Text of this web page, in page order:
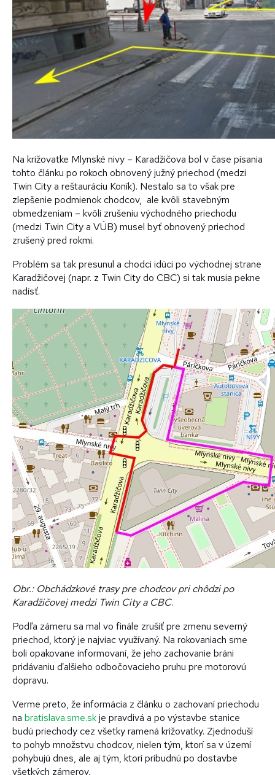
Na križovatke Mlynské nivy – Karadžičova bol v čase písania
tohto článku po rokoch obnovený južný priechod (medzi
Twin City a reštauráciu Koník). Nestalo sa to však pre
zlepšenie podmienok chodcov, ale kvôli stavebným
obmedzeniam – kvôli zrušeniu východného priechodu
(medzi Twin City a VÚB) musel byť obnovený priechod
zrušený pred rokmi.
Problém sa tak presunul a chodci idúci po východnej strane
Karadžičovej (napr. z Twin City do CBC) si tak musia pekne
nadísť.
Obr.: Obchádzkové trasy pre chodcov pri chôdzi po
Karadžičovej medzi Twin City a CBC.
Podľa zámeru sa mal vo finále zrušiť pre zmenu severný
priechod, ktorý je najviac využívaný. Na rokovaniach sme
boli opakovane informovaní, že jeho zachovanie bráni
pridávaniu ďalšieho odbočovacieho pruhu pre motorovú
dopravu.
Verme preto, že informácia z článku o zachovaní priechodu
na bratislava.sme.skje pravdivá a po výstavbe stanice
budú priechody cez všetky ramená križovatky. Zjednoduší
to pohyb množstvu chodcov, nielen tým, ktorí sa v území
pohybujú dnes, ale aj tým, ktorí pribudnú po dostavbe
všetkých zámerov.